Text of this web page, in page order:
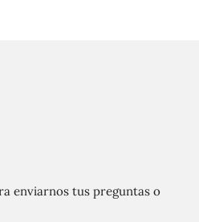
enviarnos tus preguntas o